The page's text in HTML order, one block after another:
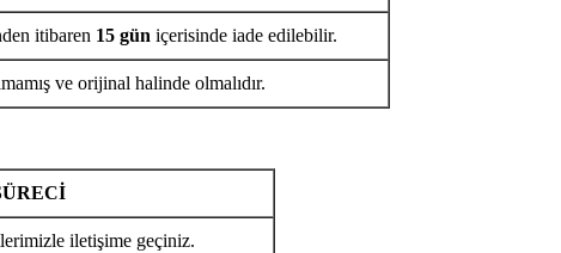
itibaren 15 gün içerisinde iade edilebilir.
ve orijinal halinde olmalıdır.
iletişime geçiniz.